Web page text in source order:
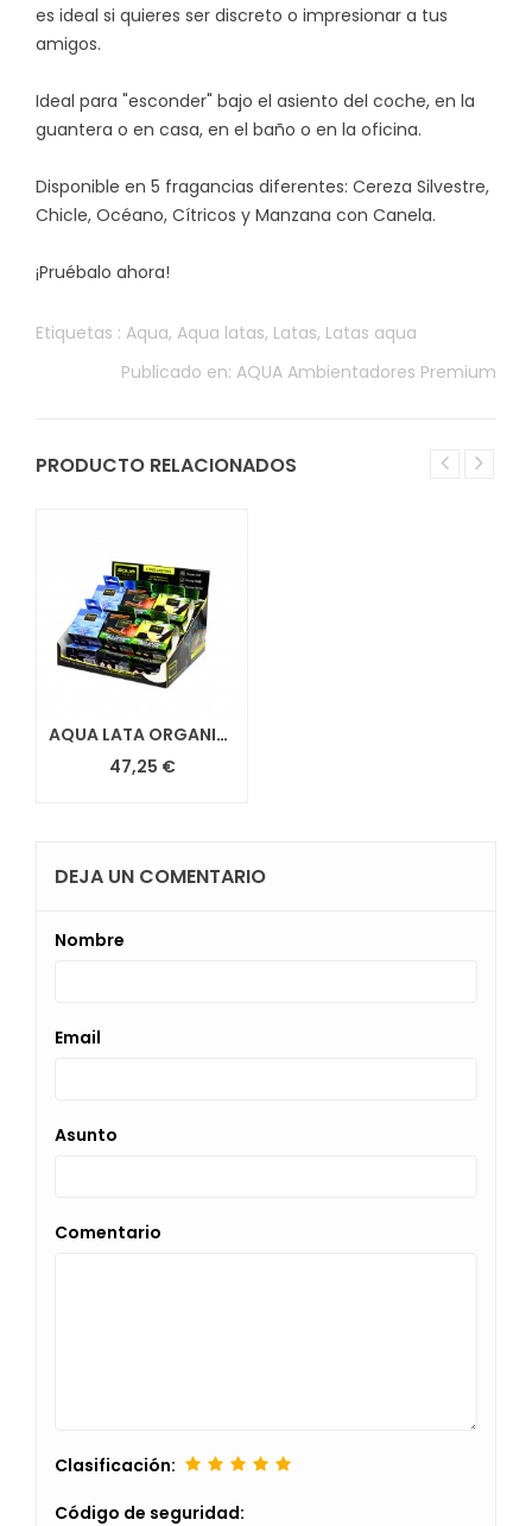
es ideal si quieres ser discreto o impresionar a tus
amigos.
Ideal para "esconder" bajo el asiento del coche, en la
guantera o en casa, en el baño o en la oficina.
Disponible en 5 fragancias diferentes: Cereza Silvestre,
Chicle, Océano, Cítricos y Manzana con Canela.
¡Pruébalo ahora!
Etiquetas : Aqua, Aqua latas, Latas, Latas aqua
Publicado en: AQUA Ambientadores Premium
PRODUCTO RELACIONADOS
AQUA LATA ORGANICA MEZCLADO V2
47,25 €
DEJA UN COMENTARIO
Nombre
Email
Asunto
Comentario
Clasificación:
Código de seguridad: